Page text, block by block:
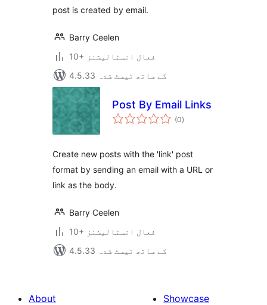
post is created by email.
Barry Ceelen
10+ فعال انسٹالیشنز
4.5.33 کے ساتھ ٹیسٹ شدہ
Post By Email Links
(0مجموعی
درجہ
)
Create new posts with the 'link' post
format by sending an email with a URL or
link as the body.
Barry Ceelen
10+ فعال انسٹالیشنز
4.5.33 کے ساتھ ٹیسٹ شدہ
About
Showcase